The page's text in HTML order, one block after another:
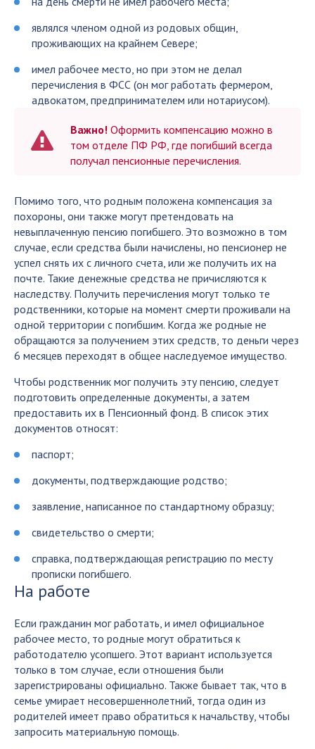
являлся членом одной из родовых общин,
проживающих на крайнем Севере;
имел рабочее место, но при этом не делал
перечисления в ФСС (он мог работать фермером,
адвокатом, предпринимателем или нотариусом).
Важно! Оформить компенсацию можно в
том отделе ПФ РФ, где погибший всегда
получал пенсионные перечисления.
Помимо того, что родным положена компенсация за
похороны, они также могут претендовать на
невыплаченную пенсию погибшего. Это возможно в том
случае, если средства были начислены, но пенсионер не
успел снять их с личного счета, или же получить их на
почте. Такие денежные средства не причисляются к
наследству. Получить перечисления могут только те
родственники, которые на момент смерти проживали на
одной территории с погибшим. Когда же родные не
обращаются за получением этих средств, то деньги через
6 месяцев переходят в общее наследуемое имущество.
Чтобы родственник мог получить эту пенсию, следует
подготовить определенные документы, а затем
предоставить их в Пенсионный фонд. В список этих
документов относят:
паспорт;
документы, подтверждающие родство;
заявление, написанное по стандартному образцу;
свидетельство о смерти;
справка, подтверждающая регистрацию по месту
прописки погибшего.
На работе
Если гражданин мог работать, и имел официальное
рабочее место, то родные могут обратиться к
работодателю усопшего. Этот вариант используется
только в том случае, если отношения были
зарегистрированы официально. Также бывает так, что в
семье умирает несовершеннолетний, тогда один из
родителей имеет право обратиться к начальству, чтобы
запросить материальную помощь.